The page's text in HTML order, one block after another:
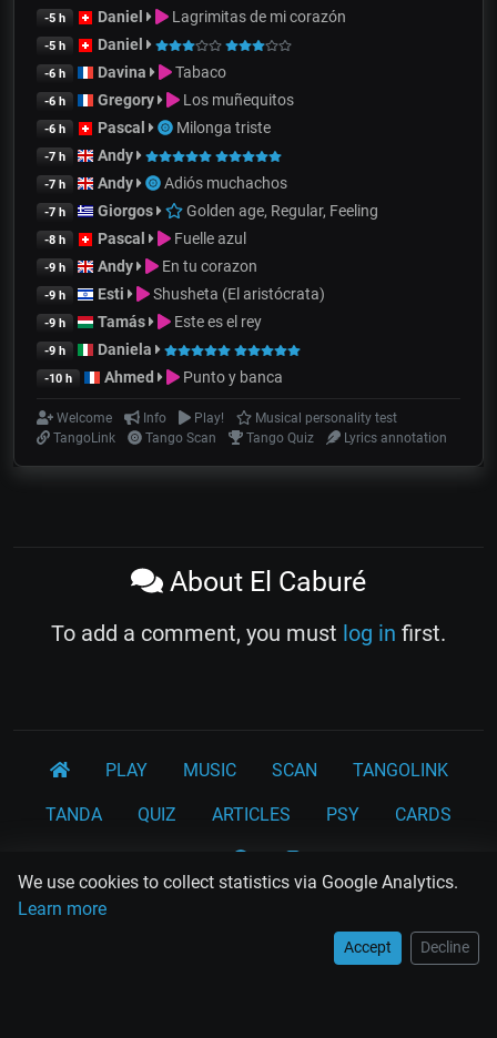
We use cookies to collect statistics via Google Analytics.
Learn more
Accept Decline
-5 h Daniel Lagrimitas de mi corazón
-5 h Daniel
-6 h Davina Tabaco
-6 h Gregory Los muñequitos
-6 h Pascal Milonga triste
-7 h Andy
-7 h Andy Adiós muchachos
-7 h Giorgos Golden age, Regular, Feeling
-8 h Pascal Fuelle azul
-9 h Andy En tu corazon
-9 h Esti Shusheta (El aristócrata)
-9 h Tamás Este es el rey
-9 h Daniela
-10 h Ahmed Punto y banca
Welcome Info Play!
Musical personality test
TangoLink
Tango Scan Tango Quiz Lyrics annotation
About El Caburé
To add a comment, you must log in first.
PLAY MUSIC SCAN TANGOLINK
TANDA QUIZ ARTICLES PSY CARDS
Osvaldo Pugliese
Some definitly lost tangos
Carlos Di Sarli